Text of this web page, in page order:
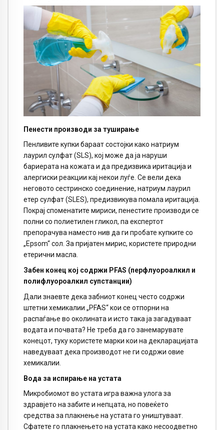
Пенести производи за туширање
Пенливите купки бараат состојки како натриум
лаурил сулфат (SLS), кој може да ја наруши
бариерата на кожата и да предизвика иритација и
алергиски реакции кај некои луѓе. Се вели дека
неговото сестринско соединение, натриум лаурил
етер сулфат (SLES), предизвикува помала иритација.
Покрај споменатите мириси, пенестите производи се
полни со полиетилен гликол, па експертот
препорачува наместо нив да ги пробате купките со
„Epsom“ сол. За пријатен мирис, користете природни
етерични масла.
Забен конец кој содржи PFAS (перфлуороалкил и
полифлуороалкил супстанции)
Дали знаевте дека забниот конец често содржи
штетни хемикалии „PFAS“ кои се отпорни на
распаѓање во околината и исто така ја загадуваат
водата и почвата? Не треба да го занемарувате
конецот, туку користете марки кои на декларацијата
наведуваат дека производот не ги содржи овие
хемикалии.
Вода за испирање на устата
Микробиомот во устата игра важна улога за
здравјето на забите и непцата, но повеќето
средства за плакнење на устата го уништуваат.
Сфатете го плакнењето на устата како несоодветно